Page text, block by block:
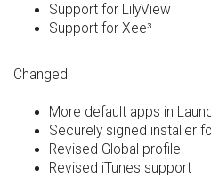
Support for LilyView
Support for Xee³
Changed
More default apps in
Securely signed installer
Revised Global profile
Revised iTunes support